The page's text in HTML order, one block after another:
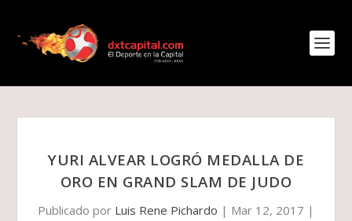
YURI ALVEAR LOGRÓ MEDALLA DE
ORO EN GRAND SLAM DE JUDO
Publicado por Luis Rene Pichardo | Mar 12, 2017 |